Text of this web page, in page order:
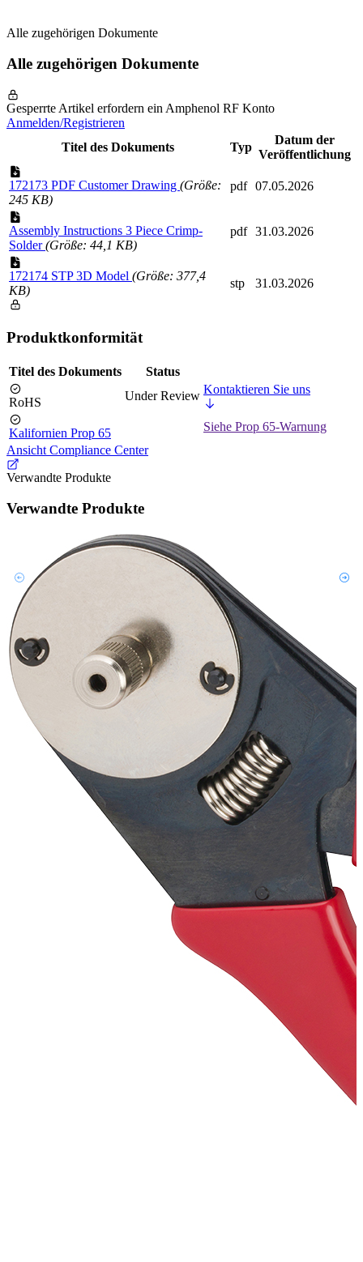
Alle zugehörigen Dokumente
Alle zugehörigen Dokumente
Gesperrte Artikel erfordern ein Amphenol RF Konto
Anmelden/Registrieren
Titel des Dokuments
Typ
Datum der
Veröffentlichung
172173 PDF Customer Drawing (Größe:
245 KB)
pdf 07.05.2026
Assembly Instructions 3 Piece Crimp-
Solder(Größe: 44,1 KB)
pdf 31.03.2026
172174 STP 3D Model (Größe: 377,4
KB)
stp 31.03.2026
Produktkonformität
Titel des Dokuments Status
RoHS Under Review Kontaktieren Sie uns
Kalifornien Prop 65
Siehe Prop 65-Warnung
Ansicht Compliance Center
Verwandte Produkte
Verwandte Produkte